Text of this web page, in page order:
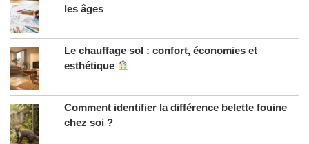
les âges
Le chauffage sol : confort, économies et
esthétique
Comment identifier la différence belette fouine
chez soi ?